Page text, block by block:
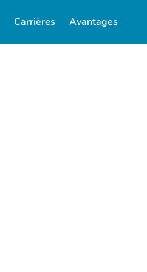
Carrières Avantages